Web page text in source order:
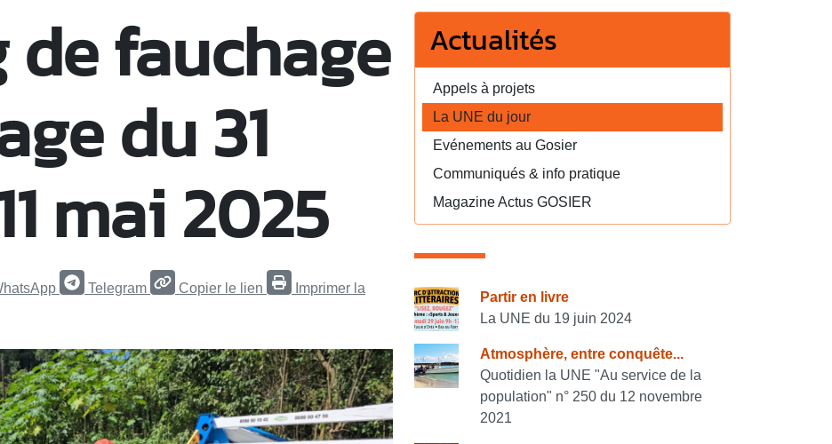
fauchage
du 31
mai 2025
Telegram Copier le lien
Imprimer la
Actualités
Appels à projets
La UNE du jour
Evénements au Gosier
Communiqués & info pratique
Magazine Actus GOSIER
Consulter également
Partir en livre
La UNE du 19 juin 2024
Atmosphère, entre conquête...
Quotidien la UNE "Au service de la
population" n° 250 du 12 novembre
2021